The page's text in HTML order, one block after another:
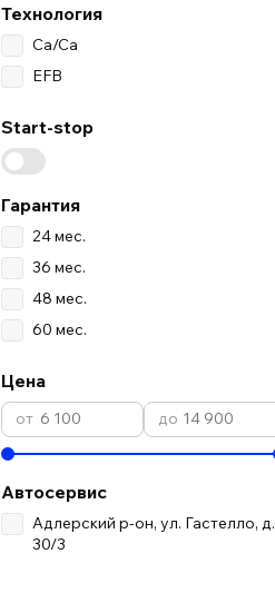
Технология
Ca/Ca
EFB
Start-stop
Гарантия
24 мес.
36 мес.
48 мес.
60 мес.
Цена
Автосервис
Адлерский р-он, ул. Гастелло, д.
30/3